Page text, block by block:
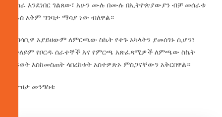
ሲስራ እንደነበር ገልጸው፣ አሁን ሙሉ በሙሉ በኢትዮጵያውያን ብቻ መሰራቱ
የራስ አቅም ግንባታ ማሳያ ነው ብለዋል።
ሰብሳቢዋ አያይዘውም ለምርጫው ስኬት የተጉ አካላትን ያመሰገኑ ሲሆን፣
በተለይም የቦርዱ ሰራተኞች እና የምርጫ አጽፈጻሚዎች ለምጫው ስኬት
ህይወት እስከመስጠት ላበረከቱት አስተዎጽኦ ምስጋናቸውን አቅርበዋል።
በትዝታ መንግስቱ